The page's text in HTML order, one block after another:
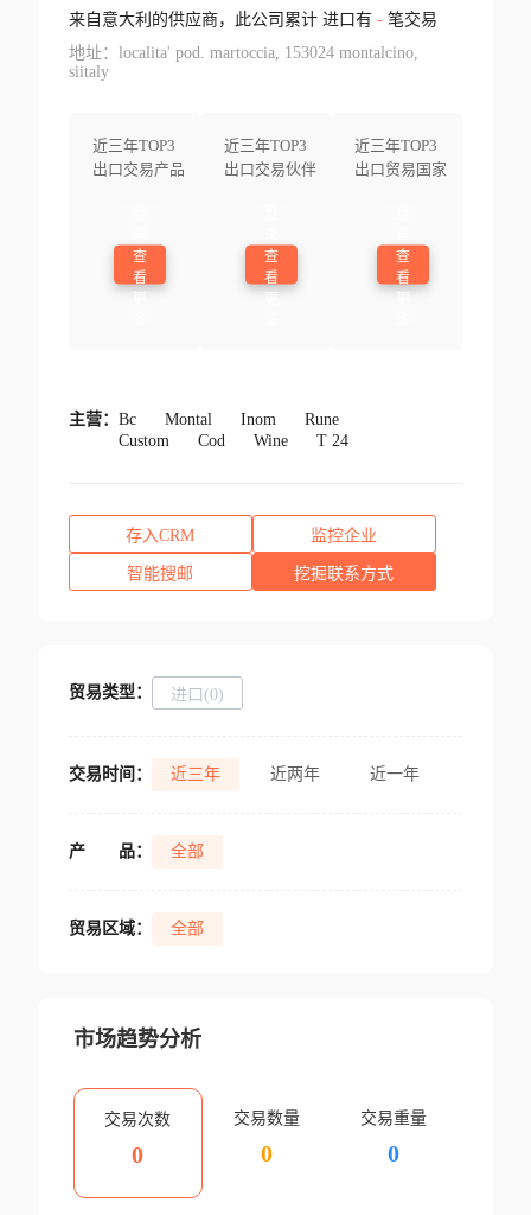
来自意大利的供应商，此公司累计 进口有 -笔交易
地址：localita' pod. martoccia, 153024 montalcino,
siitaly
近三年TOP3
出口交易产品
查
看
近三年TOP3
出口交易伙伴
查
看
近三年TOP3
出口贸易国家
查
看
主营： Bc Montal Inom
Rune
Custom
Cod Wine T 24
存入CRM 监控企业
智能搜邮 挖掘联系方式
贸易类型： 进口(0)
交易时间： 近三年 近两年 近一年
产 品： 全部
贸易区域： 全部
市场趋势分析
交易次数
0
交易数量
0
交易重量
0